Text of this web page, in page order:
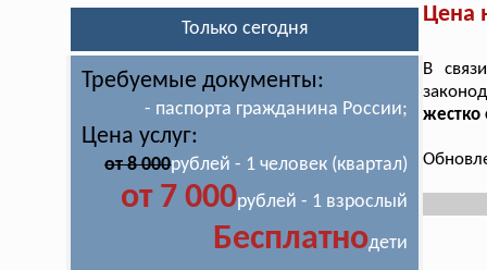
Только сегодня
Требуемые документы:
- паспорта гражданина России;
Цена услуг:
от 8 000рублей - 1 человек (квартал)
от 7 000рублей - 1 взрослый
Бесплатнодети
Цена
В
жестко